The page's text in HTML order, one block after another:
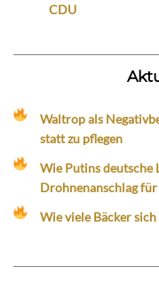
CDU
Waltrop als
statt zu pflegen
Wie Putins deutsche
Drohnenanschlag
Wie viele Bäcker